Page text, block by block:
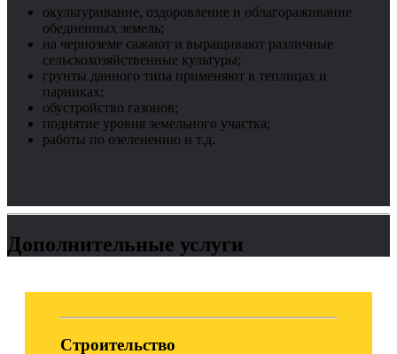
окультуривание, оздоровление и облагораживание
обедненных земель;
на черноземе сажают и выращивают различные
сельскохозяйственные культуры;
грунты данного типа применяют в теплицах и
парниках;
обустройство газонов;
поднятие уровня земельного участка;
работы по озеленению и т.д.
Дополнительные услуги
Строительство